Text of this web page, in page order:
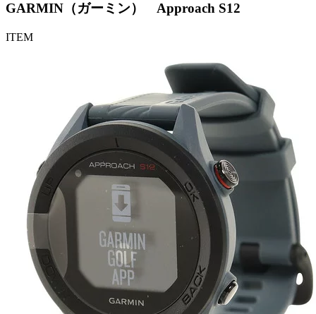
GARMIN（ガーミン） Approach S12
ITEM